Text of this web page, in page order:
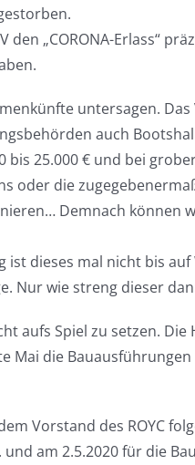
den „CORONA-Erlass“
untersagen.
auch
bis 25.000 € und bei
oder die
Demnach können
ist dieses mal nicht bis
Nur wie streng dieser
aufs Spiel zu setzen.
die
Vorstand des ROYC
am 2.5.2020 für die